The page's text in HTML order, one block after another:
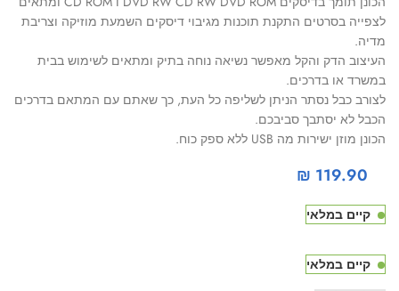
לצפייה בסרטים התקנת תוכנות מגיבוי דיסקים השמעת מוזיקה וצריבת
מדיה.
העיצוב הדק והקל מאפשר נשיאה נוחה בתיק ומתאים לשימוש בבית
במשרד או בדרכים.
לצורב כבל נסתר הניתן לשליפה כל העת, כך שאתם עם המתאם בדרכים
הכבל לא יסתבך סביבכם.
הכונן מוזן ישירות מה USB ללא ספק כוח.
₪ 119.90
קיים במלאי
קיים במלאי